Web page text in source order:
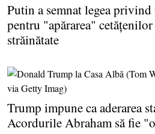
Putin a semnat legea
pentru "apărarea"
străinătate
Trump impune ca aderarea
Acordurile Abraham să fie